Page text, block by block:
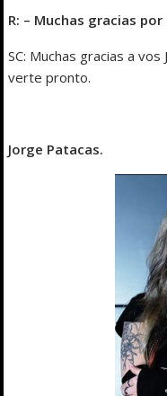
R: – Muchas gracias
SC: Muchas gracias a
verte pronto.
Jorge Patacas.